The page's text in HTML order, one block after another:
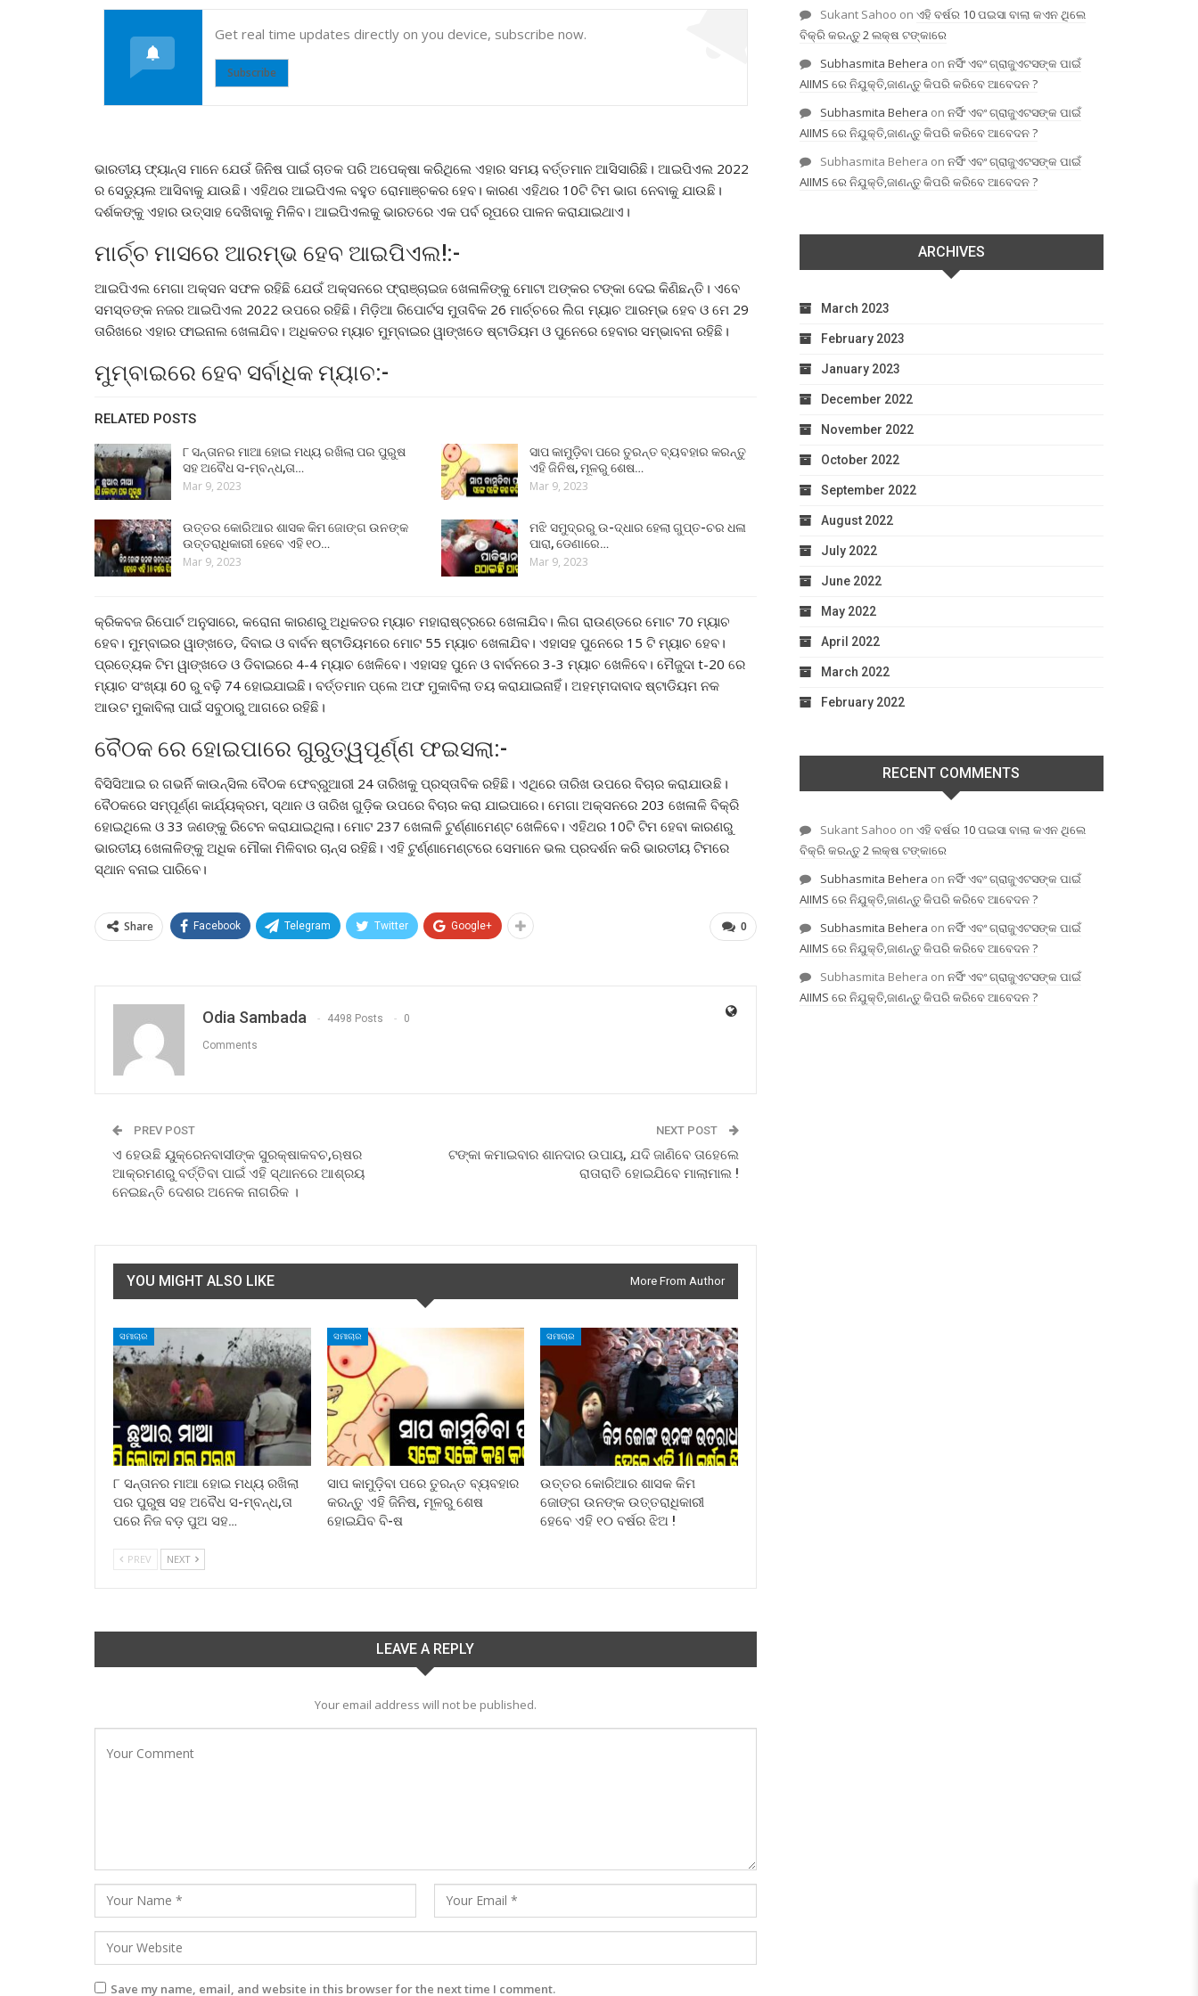
Get real time updates directly on you device, subscribe now.
Subscribe
ଭାରତୀୟ ଫ୍ୟାନ୍ସ ମାନେ ଯେଉଁ ଜିନିଷ ପାଇଁ ଚାତକ ପରି ଅପେକ୍ଷା କରିଥିଲେ ଏହାର ସମୟ ବର୍ତ୍ତମାନ ଆସିସାରିଛି। ଆଇପିଏଲ 2022
ର ସେଡ୍ୟୁଲ ଆସିବାକୁ ଯାଉଛି। ଏହିଥର ଆଇପିଏଲ ବହୁତ ରୋମାଞ୍ଚକର ହେବ। କାରଣ ଏହିଥର 10ଟି ଟିମ ଭାଗ ନେବାକୁ ଯାଉଛି।
ଦର୍ଶକଙ୍କୁ ଏହାର ଉତ୍ସାହ ଦେଖିବାକୁ ମିଳିବ। ଆଇପିଏଲକୁ ଭାରତରେ ଏକ ପର୍ବ ରୂପରେ ପାଳନ କରାଯାଇଥାଏ।
ମାର୍ଚ୍ଚ ମାସରେ ଆରମ୍ଭ ହେବ ଆଇପିଏଲ!:-
ଆଇପିଏଲ ମେଗା ଅକ୍ସନ ସଫଳ ରହିଛି ଯେଉଁ ଅକ୍ସନରେ ଫ୍ରାଞ୍ଚାଇଜ ଖେଳାଳିଙ୍କୁ ମୋଟା ଅଙ୍କର ଟଙ୍କା ଦେଇ କିଣିଛନ୍ତି। ଏବେ
ସମସ୍ତଙ୍କ ନଜର ଆଇପିଏଲ 2022 ଉପରେ ରହିଛି। ମିଡ଼ିଆ ରିପୋର୍ଟସ ମୁତାବିକ 26 ମାର୍ଚ୍ଚରେ ଲିଗ ମ୍ୟାଚ ଆରମ୍ଭ ହେବ ଓ ମେ 29
ତାରିଖରେ ଏହାର ଫାଇନାଲ ଖେଳାଯିବ। ଅଧିକତର ମ୍ୟାଚ ମୁମ୍ବାଇର ୱାଙ୍ଖଡେ ଷ୍ଟାଡିୟମ ଓ ପୁନେରେ ହେବାର ସମ୍ଭାବନା ରହିଛି।
ମୁମ୍ବାଇରେ ହେବ ସର୍ବାଧିକ ମ୍ୟାଚ:-
RELATED POSTS
୮ ସନ୍ତାନର ମାଆ ହୋଇ ମଧ୍ୟ ରଖିଲା ପର ପୁରୁଷ
ସହ ଅବୈଧ ସ-ମ୍ବନ୍ଧ,ତା…
Mar 9, 2023
ସାପ କାମୁଡ଼ିବା ପରେ ତୁରନ୍ତ ବ୍ୟବହାର କରନ୍ତୁ
ଏହି ଜିନିଷ, ମୂଳରୁ ଶେଷ…
Mar 9, 2023
ଉତ୍ତର କୋରିଆର ଶାସକ କିମ ଜୋଙ୍ଗ ଉନଙ୍କ
ଉତ୍ତରାଧିକାରୀ ହେବେ ଏହି ୧୦…
Mar 9, 2023
ମଝି ସମୁଦ୍ରରୁ ଉ-ଦ୍ଧାର ହେଲା ଗୁପ୍ତ-ଚର ଧଳା
ପାରା, ଡେଣାରେ…
Mar 9, 2023
କ୍ରିକବଜ ରିପୋର୍ଟ ଅନୁସାରେ, କରୋନା କାରଣରୁ ଅଧିକତର ମ୍ୟାଚ ମହାରାଷ୍ଟ୍ରରେ ଖେଳାଯିବ। ଲିଗ ରାଉଣ୍ଡରେ ମୋଟ 70 ମ୍ୟାଚ
ହେବ। ମୁମ୍ବାଇର ୱାଙ୍ଖଡେ, ଦିବାଇ ଓ ବାର୍ବନ ଷ୍ଟାଡିୟମରେ ମୋଟ 55 ମ୍ୟାଚ ଖେଳାଯିବ। ଏହାସହ ପୁନେରେ 15 ଟି ମ୍ୟାଚ ହେବ।
ପ୍ରତ୍ୟେକ ଟିମ ୱାଙ୍ଖଡେ ଓ ଡିବାଇରେ 4-4 ମ୍ୟାଚ ଖେଳିବେ। ଏହାସହ ପୁନେ ଓ ବାର୍ବନରେ 3-3 ମ୍ୟାଚ ଖେଳିବେ। ମୈଜୁଦା t-20 ରେ
ମ୍ୟାଚ ସଂଖ୍ୟା 60 ରୁ ବଢ଼ି 74 ହୋଇଯାଇଛି। ବର୍ତ୍ତମାନ ପ୍ଲେ ଅଫ ମୁକାବିଲା ତୟ କରାଯାଇନାହିଁ। ଅହମ୍ମଦାବାଦ ଷ୍ଟାଡିୟମ ନକ
ଆଉଟ ମୁକାବିଲା ପାଇଁ ସବୁଠାରୁ ଆଗରେ ରହିଛି।
ବୈଠକ ରେ ହୋଇପାରେ ଗୁରୁତ୍ୱପୂର୍ଣ୍ଣ ଫଇସଲା:-
ବିସିସିଆଇ ର ଗଭର୍ନି କାଉନ୍ସିଲ ବୈଠକ ଫେବ୍ରୁଆରୀ 24 ତାରିଖକୁ ପ୍ରସ୍ତାବିକ ରହିଛି। ଏଥିରେ ତାରିଖ ଉପରେ ବିଚାର କରାଯାଉଛି।
ବୈଠକରେ ସମ୍ପୂର୍ଣ୍ଣ କାର୍ଯ୍ୟକ୍ରମ, ସ୍ଥାନ ଓ ତାରିଖ ଗୁଡ଼ିକ ଉପରେ ବିଚାର କରା ଯାଇପାରେ। ମେଗା ଅକ୍ସନରେ 203 ଖେଳାଳି ବିକ୍ରି
ହୋଇଥିଲେ ଓ 33 ଜଣଙ୍କୁ ରିଟେନ କରାଯାଇଥିଲା। ମୋଟ 237 ଖେଳାଳି ଟୁର୍ଣ୍ଣାମେଣ୍ଟ ଖେଳିବେ। ଏହିଥର 10ଟି ଟିମ ହେବା କାରଣରୁ
ଭାରତୀୟ ଖେଳାଳିଙ୍କୁ ଅଧିକ ମୌକା ମିଳିବାର ଚାନ୍ସ ରହିଛି। ଏହି ଟୁର୍ଣ୍ଣାମେଣ୍ଟରେ ସେମାନେ ଭଲ ପ୍ରଦର୍ଶନ କରି ଭାରତୀୟ ଟିମରେ
ସ୍ଥାନ ବନାଇ ପାରିବେ।
0
Share Facebook Telegram Twitter Google+
Odia Sambada 4498 Posts 0
Comments
PREV POST
ଏ ହେଉଛି ୟୁକ୍ରେନବାସୀଙ୍କ ସୁରକ୍ଷାକବଚ,ଋଷର
ଆକ୍ରମଣରୁ ବର୍ତ୍ତିବା ପାଇଁ ଏହି ସ୍ଥାନରେ ଆଶ୍ରୟ
ନେଇଛନ୍ତି ଦେଶର ଅନେକ ନାଗରିକ ।
NEXT POST
ଟଙ୍କା କମାଇବାର ଶାନଦାର ଉପାୟ, ଯଦି ଜାଣିବେ ତାହେଲେ
ରାତାରାତି ହୋଇଯିବେ ମାଲାମାଲ !
YOU MIGHT ALSO LIKE More From Author
ସମାଚାର
୮ ସନ୍ତାନର ମାଆ ହୋଇ ମଧ୍ୟ ରଖିଲା
ପର ପୁରୁଷ ସହ ଅବୈଧ ସ-ମ୍ବନ୍ଧ,ତା
ପରେ ନିଜ ବଡ଼ ପୁଅ ସହ…
ସମାଚାର
ସାପ କାମୁଡ଼ିବା ପରେ ତୁରନ୍ତ ବ୍ୟବହାର
କରନ୍ତୁ ଏହି ଜିନିଷ, ମୂଳରୁ ଶେଷ
ହୋଇଯିବ ବି-ଷ
ସମାଚାର
ଉତ୍ତର କୋରିଆର ଶାସକ କିମ
ଜୋଙ୍ଗ ଉନଙ୍କ ଉତ୍ତରାଧିକାରୀ
ହେବେ ଏହି ୧୦ ବର୍ଷର ଝିଅ !
PREV NEXT
LEAVE A REPLY
Your email address will not be published.
Save my name, email, and website in this browser for the next time I comment.
Sukant Sahoo on ଏହି ବର୍ଷର 10 ପଇସା ବାଲା କଏନ ଥିଲେ
ବିକ୍ରି କରନ୍ତୁ 2 ଲକ୍ଷ ଟଙ୍କାରେ
Subhasmita Behera on ନର୍ସିଂ ଏବଂ ଗ୍ରାଜୁଏଟସଙ୍କ ପାଇଁ
AIIMS ରେ ନିଯୁକ୍ତି,ଜାଣନ୍ତୁ କିପରି କରିବେ ଆବେଦନ ?
Subhasmita Behera on ନର୍ସିଂ ଏବଂ ଗ୍ରାଜୁଏଟସଙ୍କ ପାଇଁ
AIIMS ରେ ନିଯୁକ୍ତି,ଜାଣନ୍ତୁ କିପରି କରିବେ ଆବେଦନ ?
Subhasmita Behera on ନର୍ସିଂ ଏବଂ ଗ୍ରାଜୁଏଟସଙ୍କ ପାଇଁ
AIIMS ରେ ନିଯୁକ୍ତି,ଜାଣନ୍ତୁ କିପରି କରିବେ ଆବେଦନ ?
ARCHIVES
March 2023
February 2023
January 2023
December 2022
November 2022
October 2022
September 2022
August 2022
July 2022
June 2022
May 2022
April 2022
March 2022
February 2022
RECENT COMMENTS
Sukant Sahoo on ଏହି ବର୍ଷର 10 ପଇସା ବାଲା କଏନ ଥିଲେ
ବିକ୍ରି କରନ୍ତୁ 2 ଲକ୍ଷ ଟଙ୍କାରେ
Subhasmita Behera on ନର୍ସିଂ ଏବଂ ଗ୍ରାଜୁଏଟସଙ୍କ ପାଇଁ
AIIMS ରେ ନିଯୁକ୍ତି,ଜାଣନ୍ତୁ କିପରି କରିବେ ଆବେଦନ ?
Subhasmita Behera on ନର୍ସିଂ ଏବଂ ଗ୍ରାଜୁଏଟସଙ୍କ ପାଇଁ
AIIMS ରେ ନିଯୁକ୍ତି,ଜାଣନ୍ତୁ କିପରି କରିବେ ଆବେଦନ ?
Subhasmita Behera on ନର୍ସିଂ ଏବଂ ଗ୍ରାଜୁଏଟସଙ୍କ ପାଇଁ
AIIMS ରେ ନିଯୁକ୍ତି,ଜାଣନ୍ତୁ କିପରି କରିବେ ଆବେଦନ ?